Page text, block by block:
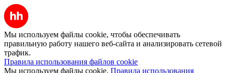
Мы используем файлы cookie, чтобы обеспечивать
правильную работу нашего веб-сайта и анализировать сетевой
трафик.
Правила использования файлов cookie
Мы используем файлы cookie. Правила использования